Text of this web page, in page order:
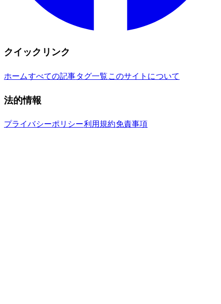
クイックリンク
ホームすべての記事タグ一覧 このサイトについて
法的情報
プライバシーポリシー利用規約免責事項